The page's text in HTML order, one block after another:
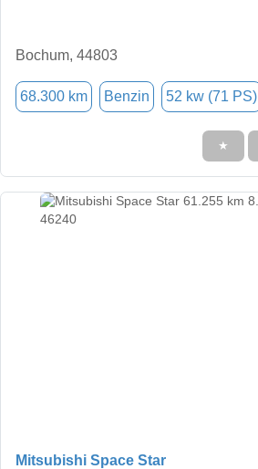
Bochum, 44803
68.300 km Benzin 52 kw (71 PS)
★
Mitsubishi Space Star